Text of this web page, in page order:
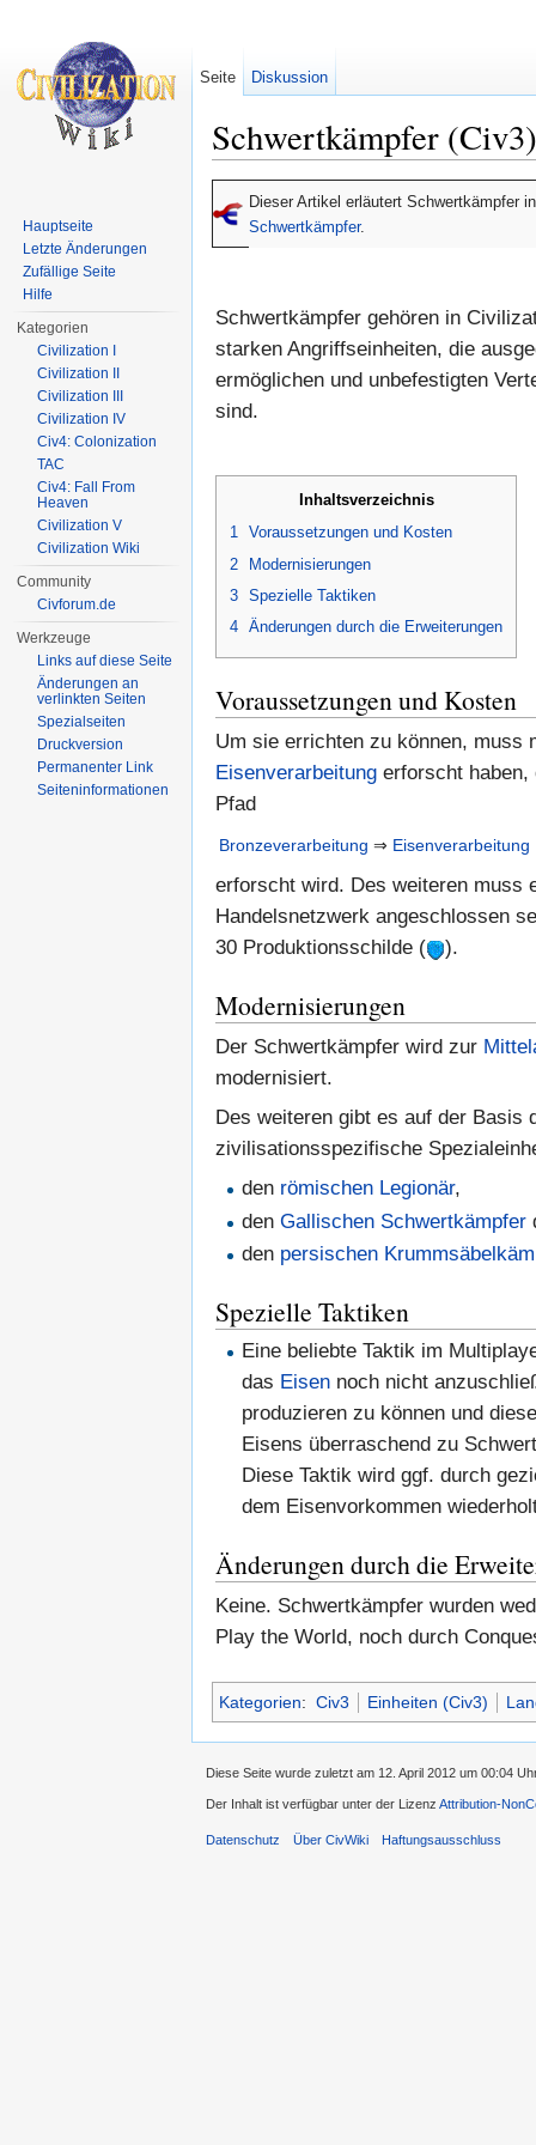
Schwertkämpfer (Civ3)
Dieser Artikel erläutert Schwertkämpfer
Schwertkämpfer.
Schwertkämpfer gehören in
starken Angriffseinheiten, die
ermöglichen und unbefestigten
sind.
Inhaltsverzeichnis
1 Voraussetzungen und Kosten
2
Modernisierungen
3 Spezielle Taktiken
4 Änderungen durch die Erweiterungen
Voraussetzungen und Kosten
Um sie errichten zu können, muss
Eisenverarbeitung erforscht haben,
Pfad
Bronzeverarbeitung ⇒ Eisenverarbeitung
erforscht wird. Des weiteren muss
Handelsnetzwerk angeschlossen
30 Produktionsschilde (
).
Modernisierungen
Der Schwertkämpfer wird zur
modernisiert.
Des weiteren gibt es auf der Basis
zivilisationsspezifische
den römischen Legionär,
denGallischen Schwertkämpfer
den persischen
Spezielle Taktiken
Eine beliebte Taktik im
das Eisen noch nicht
produzieren zu können und
Eisens überraschend zu
Diese Taktik wird ggf. durch
dem Eisenvorkommen
Änderungen durch die
Keine. Schwertkämpfer wurden
Play the World, noch durch
Kategorien: Civ3 Einheiten (Civ3)
Seite Diskussion
Hauptseite
Letzte Änderungen
Zufällige Seite
Hilfe
Kategorien
Civilization I
Civilization II
Civilization III
Civilization IV
Civ4: Colonization
TAC
Civ4: Fall From
Heaven
Civilization V
Civilization Wiki
Community
Civforum.de
Werkzeuge
Links auf diese Seite
Änderungen an
verlinkten Seiten
Spezialseiten
Druckversion
Permanenter Link
Seiten­informationen
Diese Seite wurde zuletzt am 12. April 2012 um 00:04
Der Inhalt ist verfügbar unter der Lizenz Attribution-
Datenschutz Über CivWiki Haftungsausschluss